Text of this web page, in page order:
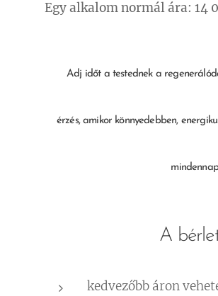
Egy alkalom normál ára: 14
🌿 Adj időt a testednek a
érzés, amikor könnyedebben,
A
kedvezőbb áron